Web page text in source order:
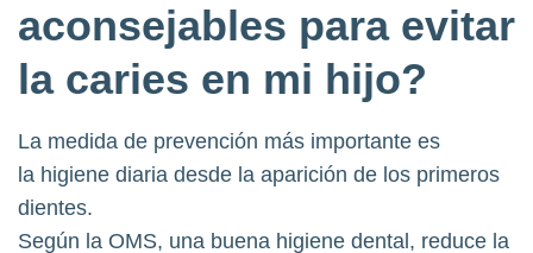
aconsejables para evitar
la caries en mi hijo?
La medida de prevención más importante es
la higiene diaria desde la aparición de los primeros
dientes.
Según la OMS, una buena higiene dental, reduce la